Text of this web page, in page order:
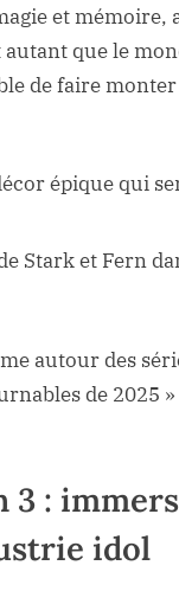
et
que le
de faire
épique qui
Stark et Fern
autour des
de 2025
3 :
idol